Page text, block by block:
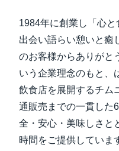
1984年に創業し「心
出会い語らい憩いと癒
のお客様からありがと
いう企業理念のもと、
飲食店を展開するチム
通販売までの一貫した
全・安心・美味しさと
時間をご提供していま